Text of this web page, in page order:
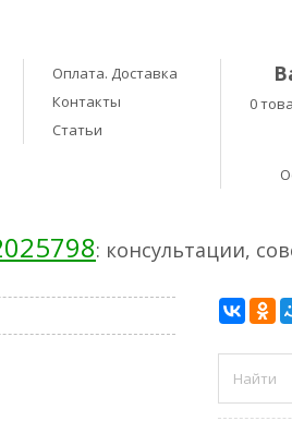
Оплата. Доставка
Контакты
Статьи
0
: консультации,